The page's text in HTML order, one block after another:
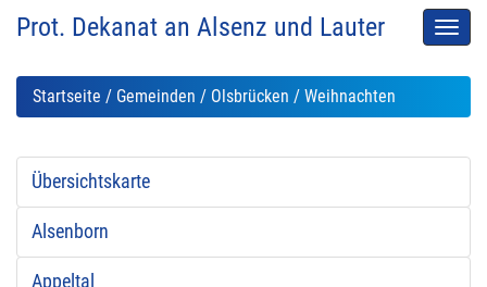
Prot. Dekanat an Alsenz und Lauter
Startseite / Gemeinden / Olsbrücken / Weihnachten
Übersichtskarte
Alsenborn
Appeltal